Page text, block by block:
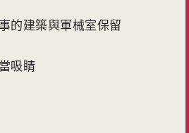
的建築與軍械室保留
吸睛